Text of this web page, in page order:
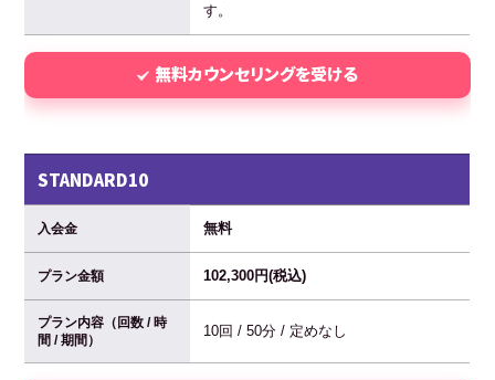
す。
無料カウンセリングを受ける
STANDARD10
入会金 無料
プラン金額 102,300円(税込)
プラン内容（回数 / 時
間 / 期間）
10回 / 50分 / 定めなし